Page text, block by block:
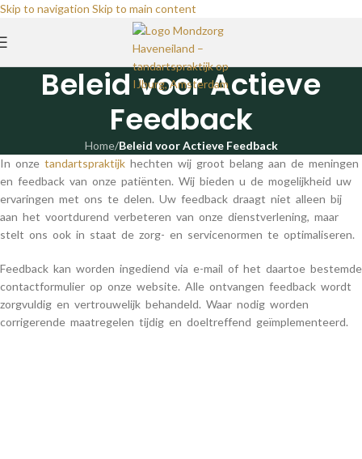
Skip to navigation Skip to main content
Beleid voor Actieve
Feedback
Home/Beleid voor Actieve Feedback
In onze tandartspraktijk hechten wij groot belang aan de meningen
en feedback van onze patiënten. Wij bieden u de mogelijkheid uw
ervaringen met ons te delen. Uw feedback draagt niet alleen bij
aan het voortdurend verbeteren van onze dienstverlening, maar
stelt ons ook in staat de zorg- en servicenormen te optimaliseren.
Feedback kan worden ingediend via e-mail of het daartoe bestemde
contactformulier op onze website. Alle ontvangen feedback wordt
zorgvuldig en vertrouwelijk behandeld. Waar nodig worden
corrigerende maatregelen tijdig en doeltreffend geïmplementeerd.